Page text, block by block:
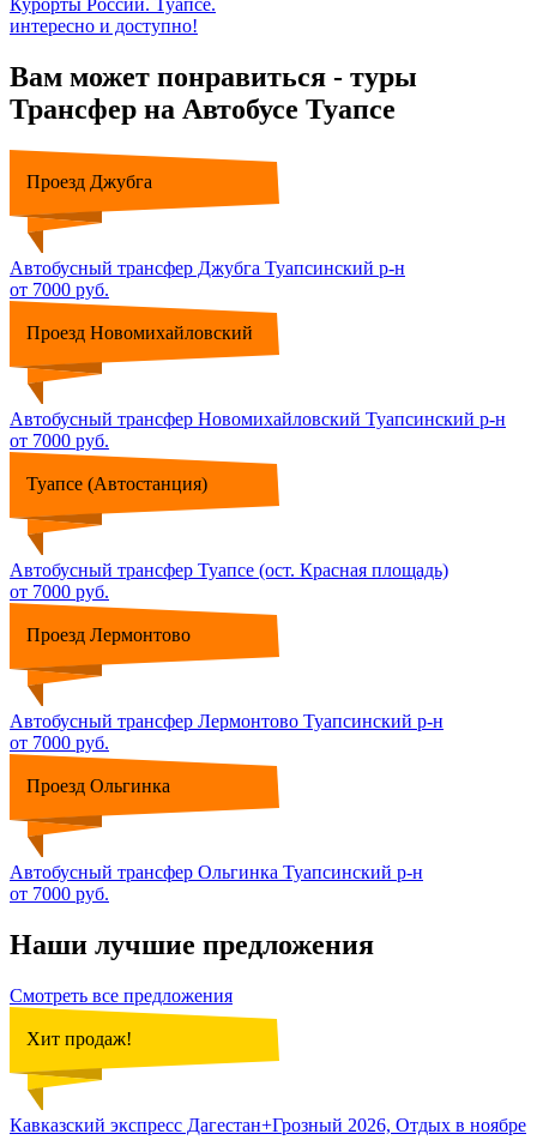
Курорты России. Туапсе.
интересно и доступно!
Вам может понравиться - туры
Трансфер на Автобусе Туапсе
Проезд Джубга
Автобусный трансфер Джубга Туапсинский р-н
от 7000 руб.
Проезд Новомихайловский
Автобусный трансфер Новомихайловский Туапсинский р-н
от 7000 руб.
Туапсе (Автостанция)
Автобусный трансфер Туапсе (ост. Красная площадь)
от 7000 руб.
Проезд Лермонтово
Автобусный трансфер Лермонтово Туапсинский р-н
от 7000 руб.
Проезд Ольгинка
Автобусный трансфер Ольгинка Туапсинский р-н
от 7000 руб.
Наши лучшие предложения
Смотреть все предложения
Хит продаж!
Кавказский экспресс Дагестан+Грозный 2026, Отдых в ноябре